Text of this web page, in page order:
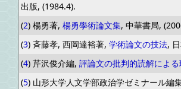
出版, (1984.4).
(2) 楊勇著, 楊勇學術論文集, 中華書局,
(3) 斉藤孝, 西岡達裕著, 学術論文の技法,
(4) 芹沢俊介編, 評論文の批判的読解によ
(5) 山形大学人文学部政治学ゼミナール編